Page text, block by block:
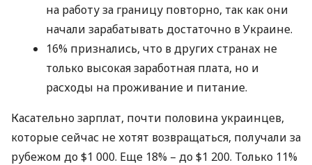
на работу за границу повторно, так как они
начали зарабатывать достаточно в Украине.
16% признались, что в других странах не
только высокая заработная плата, но и
расходы на проживание и питание.
Касательно зарплат, почти половина украинцев,
которые сейчас не хотят возвращаться, получали за
рубежом до $1 000. Еще 18% – до $1 200. Только 11%